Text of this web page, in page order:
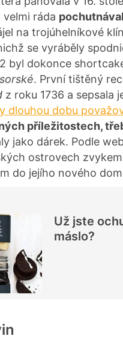
velmi ráda
na trojúhelníkové
se vyráběly
byl dokonce
. První tištěný
z roku 1736 a sepsala
dlouhou dobu
příležitostech,
jako dárek. Podle
ostrovech zvykem
do jejího nového
Už jste
máslo?